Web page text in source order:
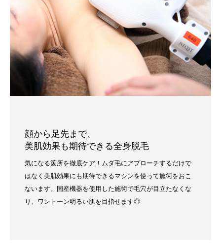
顔から足先まで、
美肌効果も期待できる全身脱毛
気になる箇所を徹底ケア！ムダ毛にアプローチするだけで
はなく美肌効果にも期待できるマシンを使って施術をおこ
ないます。国産機器を使用した施術で毛穴が目立たなくな
り、ワントーン明るい肌を目指せます◎